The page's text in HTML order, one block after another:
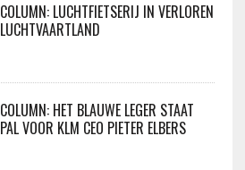
COLUMN: LUCHTFIETSERIJ IN VERLOREN
LUCHTVAARTLAND
COLUMN: HET BLAUWE LEGER STAAT
PAL VOOR KLM CEO PIETER ELBERS